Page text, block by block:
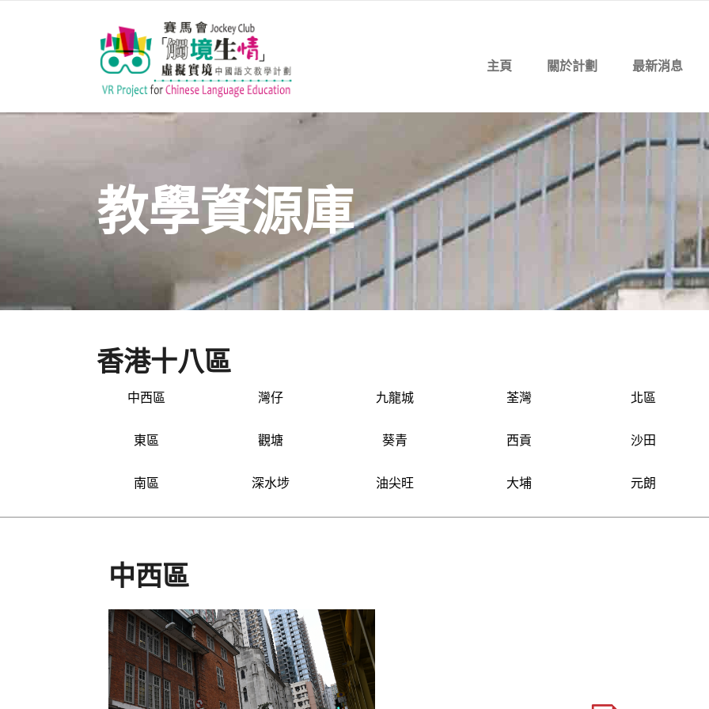
主頁 關於計劃 最新消息
教學資源庫
香港十八區
中西區
東區
南區
灣仔
觀塘
深水埗
九龍城
葵青
油尖旺
荃灣
西貢
大埔
北區
沙田
元朗
中西區